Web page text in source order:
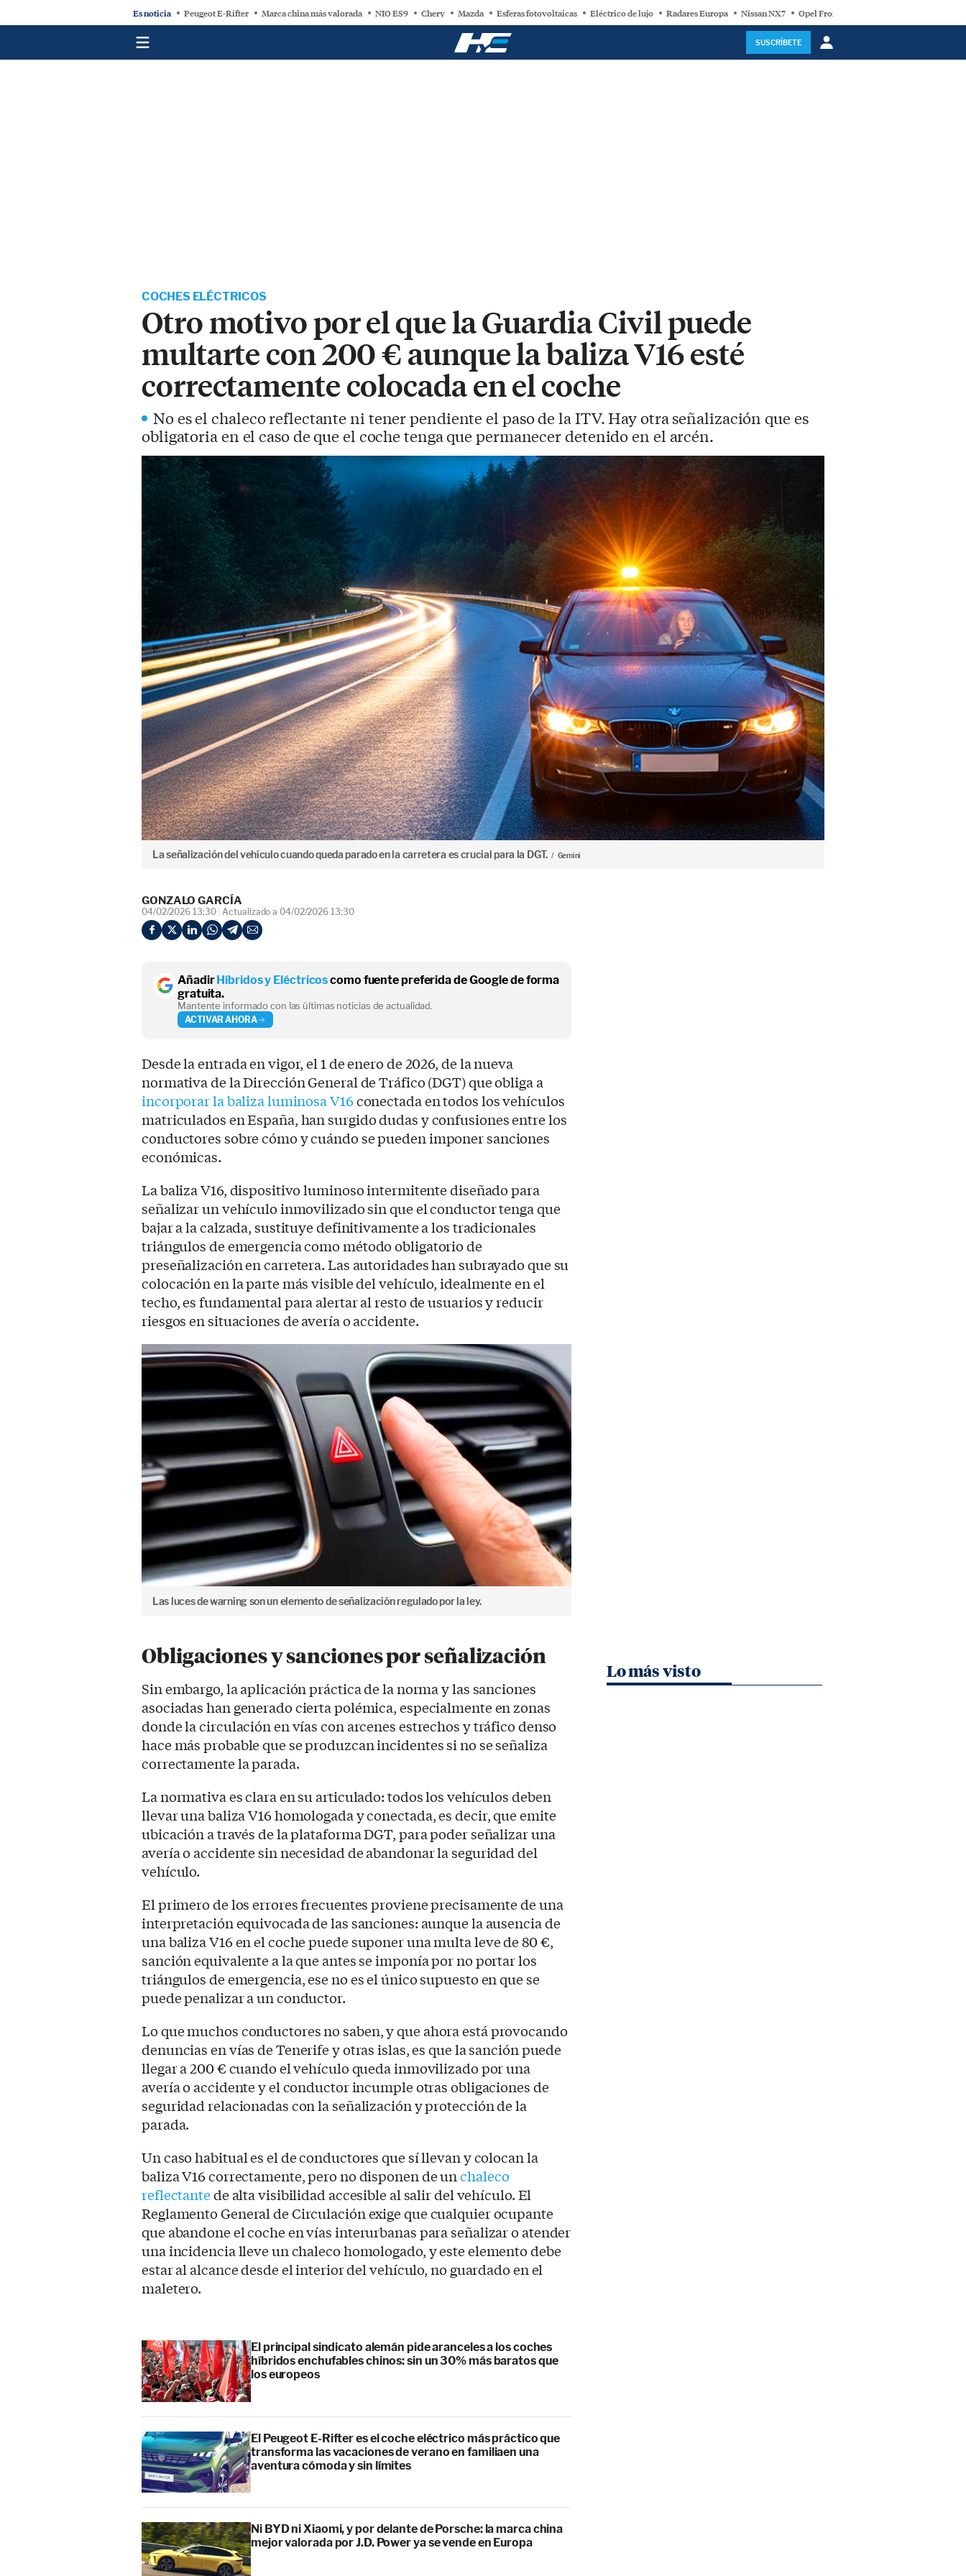
Es noticia Peugeot E-Rifter Marca china más valorada NIO ES9 Chery Mazda Esferas fotovoltaicas Eléctrico de lujo Radares Europa Nissan NX7 Opel Frontera Electric
SUSCRÍBETE
COCHES ELÉCTRICOS
Otro motivo por el que la Guardia Civil puede
multarte con 200 € aunque la baliza V16 esté
correctamente colocada en el coche
No es el chaleco reflectante ni tener pendiente el paso de la ITV. Hay otra señalización que es
obligatoria en el caso de que el coche tenga que permanecer detenido en el arcén.
La señalización del vehículo cuando queda parado en la carretera es crucial para la DGT. Gemini
GONZALO GARCÍA
04/02/2026 13:30 Actualizado a 04/02/2026 13:30
Añadir Híbridos y Eléctricoscomo fuente preferida de Google de forma
gratuita.
Mantente informado con las últimas noticias de actualidad.
ACTIVAR AHORA
Desde la entrada en vigor, el 1 de enero de 2026, de la nueva
normativa de la Dirección General de Tráfico (DGT) que obliga a
incorporar la baliza luminosa V16conectada en todos los vehículos
matriculados en España, han surgido dudas y confusiones entre los
conductores sobre cómo y cuándo se pueden imponer sanciones
económicas.
La baliza V16, dispositivo luminoso intermitente diseñado para
señalizar un vehículo inmovilizado sin que el conductor tenga que
bajar a la calzada, sustituye definitivamente a los tradicionales
triángulos de emergencia como método obligatorio de
preseñalización en carretera. Las autoridades han subrayado que su
colocación en la parte más visible del vehículo, idealmente en el
techo, es fundamental para alertar al resto de usuarios y reducir
riesgos en situaciones de avería o accidente.
Las luces de warning son un elemento de señalización regulado por la ley.
Obligaciones y sanciones por señalización
Sin embargo, la aplicación práctica de la norma y las sanciones
asociadas han generado cierta polémica, especialmente en zonas
donde la circulación en vías con arcenes estrechos y tráfico denso
hace más probable que se produzcan incidentes si no se señaliza
correctamente la parada.
La normativa es clara en su articulado: todos los vehículos deben
llevar una baliza V16 homologada y conectada, es decir, que emite
ubicación a través de la plataforma DGT, para poder señalizar una
avería o accidente sin necesidad de abandonar la seguridad del
vehículo.
El primero de los errores frecuentes proviene precisamente de una
interpretación equivocada de las sanciones: aunque la ausencia de
una baliza V16 en el coche puede suponer una multa leve de 80 €,
sanción equivalente a la que antes se imponía por no portar los
triángulos de emergencia, ese no es el único supuesto en que se
puede penalizar a un conductor.
Lo que muchos conductores no saben, y que ahora está provocando
denuncias en vías de Tenerife y otras islas, es que la sanción puede
llegar a 200 € cuando el vehículo queda inmovilizado por una
avería o accidente y el conductor incumple otras obligaciones de
seguridad relacionadas con la señalización y protección de la
parada.
Un caso habitual es el de conductores que sí llevan y colocan la
baliza V16 correctamente, pero no disponen de unchaleco
reflectantede alta visibilidad accesible al salir del vehículo. El
Reglamento General de Circulación exige que cualquier ocupante
que abandone el coche en vías interurbanas para señalizar o atender
una incidencia lleve un chaleco homologado, y este elemento debe
estar al alcance desde el interior del vehículo, no guardado en el
maletero.
El principal sindicato alemán pide aranceles a los coches
híbridos enchufables chinos: sin un 30% más baratos que
los europeos
El Peugeot E-Rifter es el coche eléctrico más práctico que
transforma las vacaciones de verano en familiaen una
aventura cómoda y sin límites
Ni BYD ni Xiaomi, y por delante de Porsche: la marca china
mejor valorada por J.D. Power ya se vende en Europa
Lo más visto